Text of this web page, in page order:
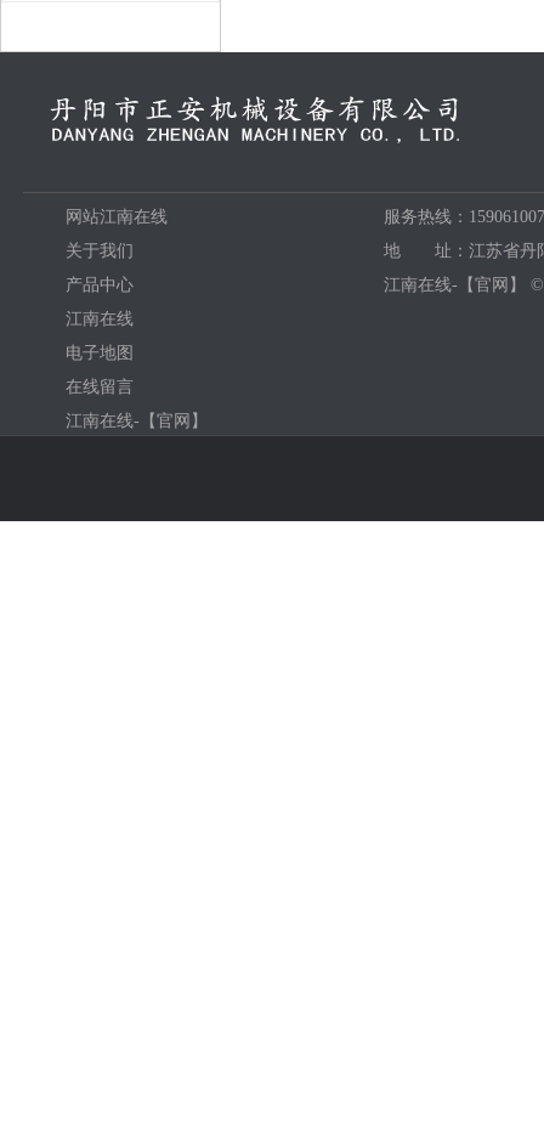
网站江南在线
关于我们
产品中心
江南在线
电子地图
在线留言
江南在线-【官网】
服务热线：
地 址：江苏省丹阳
江南在线-【官网】